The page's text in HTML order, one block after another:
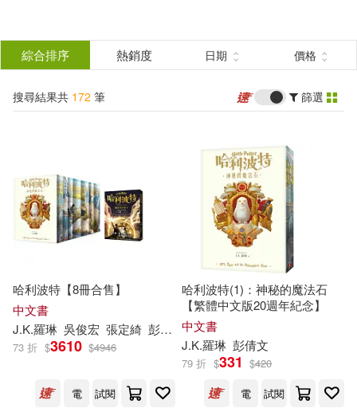
結
分類 (單選)
所有商品(172) 圖書(143)
展開
（英）J.K.羅琳(67)
J.K.羅琳(36) J.K. 羅琳(10)
管家琪(5) 展開
綜合排序 熱銷度 日期 價格
搜尋結果共 172 筆 篩選
哈利波特【8冊合售】
中文書
J.K.羅琳 吳俊宏 張定綺 彭倩文 李佳姍
73 折 $3610 $4946
電 試閱
哈利波特(1)：神秘的魔法石
【繁體中文版20週年紀念】
中文書
J.K.羅琳 彭倩文
79 折 $331 $420
電
試閱